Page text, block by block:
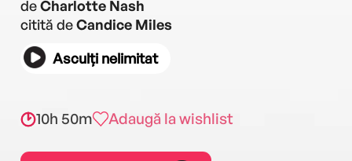
deCharlotte Nash
citită deCandice Miles
Asculți nelimitat
10h 50m Adaugă la wishlist